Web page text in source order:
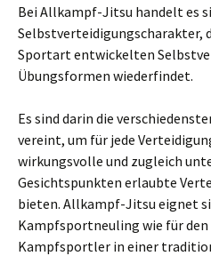
Bei Allkampf-Jitsu handelt es
Selbstverteidigungscharakter,
Sportart entwickelten
Übungsformen wiederfindet.
Es sind darin die
vereint, um für jede
wirkungsvolle und zugleich
Gesichtspunkten erlaubte
bieten. Allkampf-Jitsu eignet
Kampfsportneuling wie für
Kampfsportler in einer